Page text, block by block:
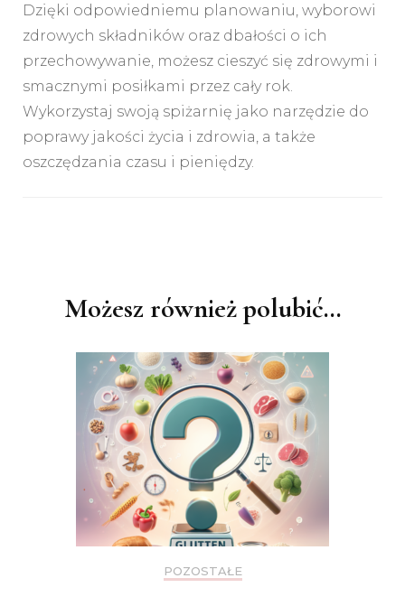
Dzięki odpowiedniemu planowaniu, wyborowi
zdrowych składników oraz dbałości o ich
przechowywanie, możesz cieszyć się zdrowymi i
smacznymi posiłkami przez cały rok.
Wykorzystaj swoją spiżarnię jako narzędzie do
poprawy jakości życia i zdrowia, a także
oszczędzania czasu i pieniędzy.
Możesz również polubić…
POZOSTAŁE